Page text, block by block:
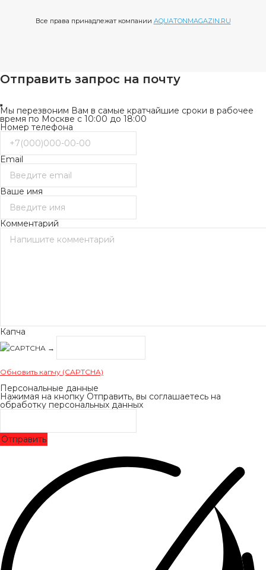
Все права принадлежат компании AQUATONMAGAZIN.RU
Отправить запрос на почту
Мы перезвоним Вам в самые кратчайшие сроки в рабочее
время по Москве с 10:00 до 18:00
Номер телефона
Email
Ваше имя
Комментарий
Капча
→
Обновить капчу (CAPTCHA)
Персональные данные
Нажимая на кнопку Отправить, вы соглашаетесь на
обработку персональных данных
Отправить